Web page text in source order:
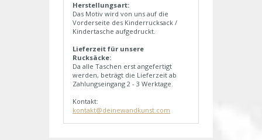
Herstellungsart:
Das Motiv wird von uns auf die
Vorderseite des Kinderrucksack /
Kindertasche aufgedruckt.
Lieferzeit für unsere
Rucksäcke:
Da alle Taschen erst angefertigt
werden, beträgt die Lieferzeit ab
Zahlungseingang 2 - 3 Werktage.
Kontakt:
kontakt@deinewandkunst.com